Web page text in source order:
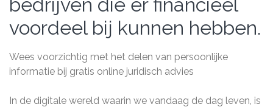
bedrijven die er financieel
voordeel bij kunnen hebben.
Wees voorzichtig met het delen van persoonlijke
informatie bij gratis online juridisch advies
In de digitale wereld waarin we vandaag de dag leven, is